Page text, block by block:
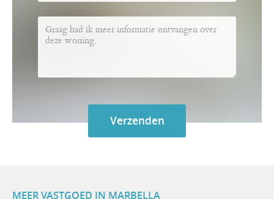
MEER VASTGOED IN MARBELLA